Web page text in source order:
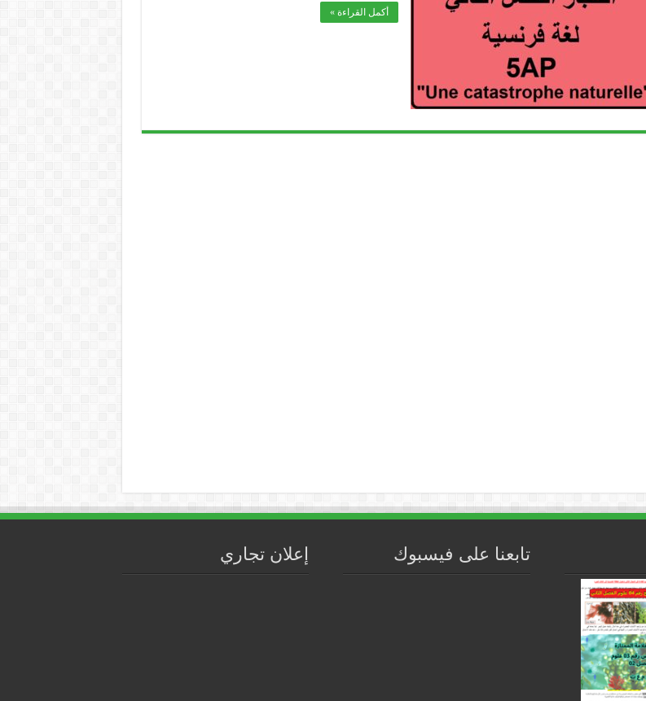
أكمل القراءة »
تابعنا على فيسبوك إعلان تجاري